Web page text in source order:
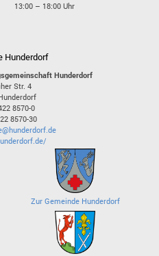
13:00 – 18:00 Uhr
Hunderdorf
Hunderdorf
Str. 4
8570-0
8570-30
Zur Gemeinde Hunderdorf